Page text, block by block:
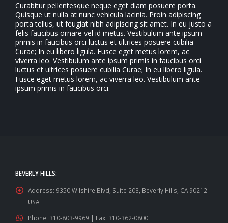
Curabitur pellentesque neque eget diam posuere porta.
Quisque ut nulla at nunc vehicula lacinia. Proin adipiscing
porta tellus, ut feugiat nibh adipiscing sit amet. In eu justo a
felis faucibus ornare vel id metus. Vestibulum ante ipsum
primis in faucibus orci luctus et ultrices posuere cubilia
Curae; In eu libero ligula. Fusce eget metus lorem, ac
viverra leo. Vestibulum ante ipsum primis in faucibus orci
luctus et ultrices posuere cubilia Curae; In eu libero ligula.
Fusce eget metus lorem, ac viverra leo. Vestibulum ante
ipsum primis in faucibus orci.
BEVERLY HILLS:
Address: 9350 Wilshire Blvd, Suite 203, Beverly Hills, CA 90212
USA
Phone: 310-803-9969 | Fax: 310-362-0800